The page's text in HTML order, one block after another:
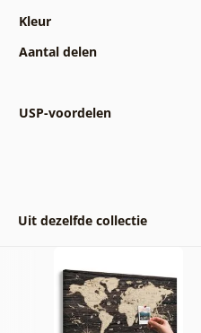
Kleur
Aantal delen
USP-voordelen
Uit dezelfde collectie